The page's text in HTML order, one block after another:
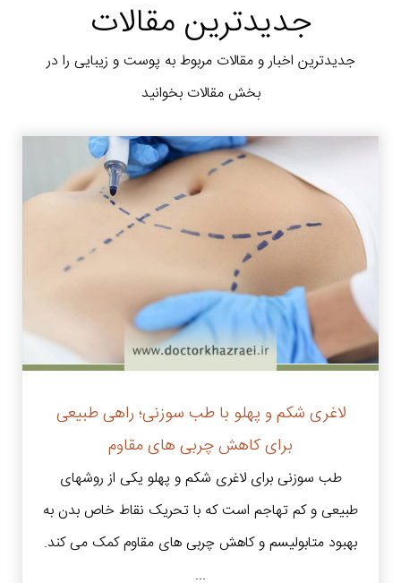
جدیدترین مقالات
جدیدترین اخبار و مقالات مربوط به پوست و زیبایی را در
بخش مقالات بخوانید
لاغری شکم و پهلو با طب سوزنی؛ راهی طبیعی
برای کاهش چربی های مقاوم
طب سوزنی برای لاغری شکم و پهلو یکی از روشهای
طبیعی و کم تهاجم است که با تحریک نقاط خاص بدن به
بهبود متابولیسم و کاهش چربی های مقاوم کمک می کند.
...